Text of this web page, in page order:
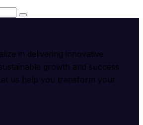
in delivering innovative
growth and success
us help you transform your